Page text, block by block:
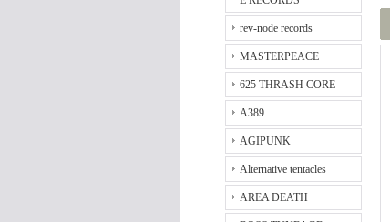
rev-node records
MASTERPEACE
625 THRASH CORE
A389
AGIPUNK
Alternative tentacles
AREA DEATH